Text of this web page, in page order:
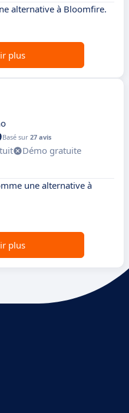
alternative à Bloomfire.
plus
Basé sur 27 avis
Démo gratuite
une alternative à
plus